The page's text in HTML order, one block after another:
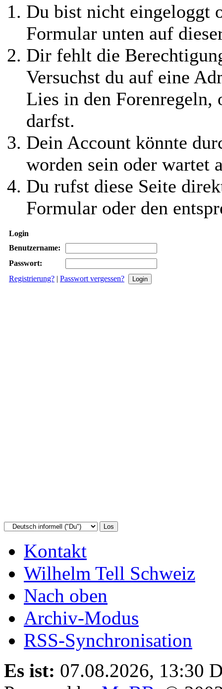
Du bist nicht eingeloggt
Formular unten auf
Dir fehlt die
Versuchst du auf eine
Lies in den Forenregeln,
darfst.
Dein Account könnte
worden sein oder wartet
Du rufst diese Seite
Formular oder den
Login
Benutzername:
Passwort:
Registrierung? | Passwort vergessen?
Kontakt
Wilhelm Tell Schweiz
Nach oben
Archiv-Modus
RSS-Synchronisation
Es ist: 07.08.2026, 13:30